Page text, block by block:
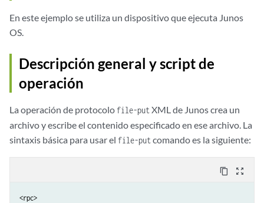
En este ejemplo se utiliza un dispositivo que ejecuta Junos
OS.
Descripción general y script de
operación
La operación de protocolo file-putXML de Junos crea un
archivo y escribe el contenido especificado en ese archivo. La
sintaxis básica para usar el file-putcomando es la siguiente:
content_copy zoom_out_map
<rpc>